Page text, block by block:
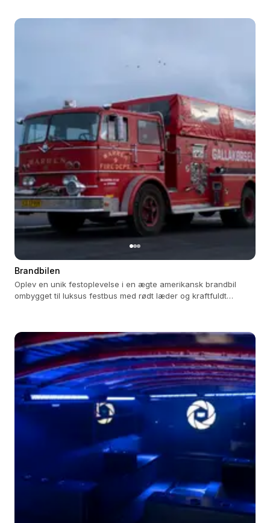
Brandbilen
Oplev en unik festoplevelse i en ægte amerikansk brandbil
ombygget til luksus festbus med rødt læder og kraftfuldt